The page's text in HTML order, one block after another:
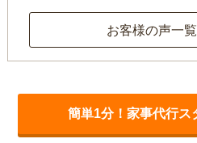
お客様の声一
簡単1分！家事代行ス